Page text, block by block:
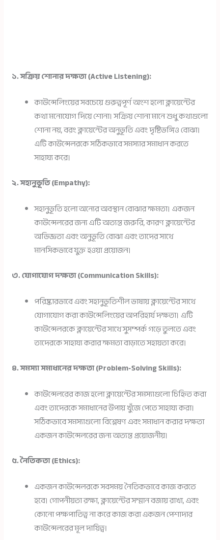
১. সক্রিয় শোনার দক্ষতা (Active Listening):
কাউন্সেলিংয়ের সবচেয়ে গুরুত্বপূর্ণ অংশ হলো ক্লায়েন্টের
কথা মনোযোগ দিয়ে শোনা। সক্রিয় শোনা মানে শুধু কথাগুলো
শোনা নয়, বরং ক্লায়েন্টের অনুভূতি এবং দৃষ্টিভঙ্গিও বোঝা।
এটি কাউন্সেলরকে সঠিকভাবে সমস্যার সমাধান করতে
সাহায্য করে।
২. সহানুভূতি (Empathy):
সহানুভূতি হলো অন্যের অবস্থান বোঝার ক্ষমতা। একজন
কাউন্সেলরের জন্য এটি অত্যন্ত জরুরি, কারণ ক্লায়েন্টের
অভিজ্ঞতা এবং অনুভূতি বোঝা এবং তাদের সাথে
মানসিকভাবে যুক্ত হওয়া প্রয়োজন।
৩. যোগাযোগ দক্ষতা (Communication Skills):
পরিষ্কারভাবে এবং সহানুভূতিশীল ভাষায় ক্লায়েন্টের সাথে
যোগাযোগ করা কাউন্সেলিংয়ের অপরিহার্য দক্ষতা। এটি
কাউন্সেলরকে ক্লায়েন্টের সাথে সুসম্পর্ক গড়ে তুলতে এবং
তাদেরকে সাহায্য করার ক্ষমতা বাড়াতে সহায়তা করে।
৪. সমস্যা সমাধানের দক্ষতা (Problem-Solving Skills):
কাউন্সেলরের কাজ হলো ক্লায়েন্টের সমস্যাগুলো চিহ্নিত করা
এবং তাদেরকে সমাধানের উপায় খুঁজে পেতে সাহায্য করা।
সঠিকভাবে সমস্যাগুলো বিশ্লেষণ এবং সমাধান করার দক্ষতা
একজন কাউন্সেলরের জন্য অত্যন্ত প্রয়োজনীয়।
৫. নৈতিকতা (Ethics):
একজন কাউন্সেলরকে সবসময় নৈতিকভাবে কাজ করতে
হবে। গোপনীয়তা রক্ষা, ক্লায়েন্টের সম্মান বজায় রাখা, এবং
কোনো পক্ষপাতিত্ব না করে কাজ করা একজন পেশাদার
কাউন্সেলরের মূল দায়িত্ব।